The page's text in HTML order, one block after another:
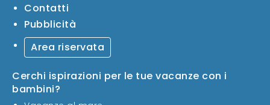
Contatti
Pubblicità
Area riservata
Cerchi ispirazioni per le tue vacanze con i
bambini?